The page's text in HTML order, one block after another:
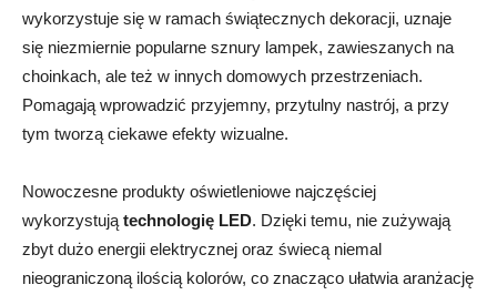
wykorzystuje się w ramach świątecznych dekoracji, uznaje
się niezmiernie popularne sznury lampek, zawieszanych na
choinkach, ale też w innych domowych przestrzeniach.
Pomagają wprowadzić przyjemny, przytulny nastrój, a przy
tym tworzą ciekawe efekty wizualne.
Nowoczesne produkty oświetleniowe najczęściej
wykorzystują technologię LED. Dzięki temu, nie zużywają
zbyt dużo energii elektrycznej oraz świecą niemal
nieograniczoną ilością kolorów, co znacząco ułatwia aranżację